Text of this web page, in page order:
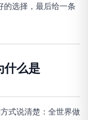
的选择，最后给一条
什么是
式说清楚：全世界做